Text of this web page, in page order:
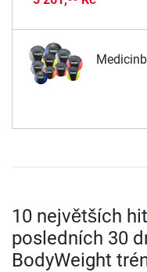
10 největších
posledních 30
BodyWeight